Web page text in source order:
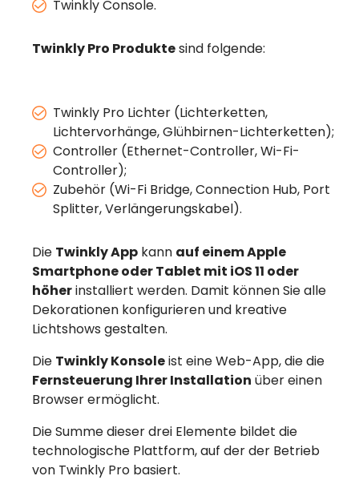
Twinkly Console.
Twinkly Pro Produktesind folgende:
Twinkly Pro Lichter (Lichterketten,
Lichtervorhänge, Glühbirnen-Lichterketten);
Controller (Ethernet-Controller, Wi-Fi-
Controller);
Zubehör (Wi-Fi Bridge, Connection Hub, Port
Splitter, Verlängerungskabel).
Die Twinkly App kann auf einem Apple
Smartphone oder Tablet mit iOS 11 oder
höherinstalliert werden. Damit können Sie alle
Dekorationen konfigurieren und kreative
Lichtshows gestalten.
Die Twinkly Konsoleist eine Web-App, die die
Fernsteuerung Ihrer Installation über einen
Browser ermöglicht.
Die Summe dieser drei Elemente bildet die
technologische Plattform, auf der der Betrieb
von Twinkly Pro basiert.